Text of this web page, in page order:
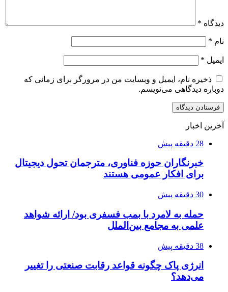
دیدگاه *
نام *
ایمیل *
ذخیره نام، ایمیل و وبسایت من در مرورگر برای زمانی که
دوباره دیدگاهی می‌نویسم.
آخرین اخبار
28 دقیقه پیش
خبرنگاران حوزه فناوری، مترجمان تحول دیجیتال
برای افکار عمومی هستند
30 دقیقه پیش
حمله به لامرد با بمب فسفری بود/ ارائه شواهد
علمی به مجامع بین‌الملل
38 دقیقه پیش
انرژی پاک چگونه قواعد رقابت صنعتی را تغییر
می‌دهد؟